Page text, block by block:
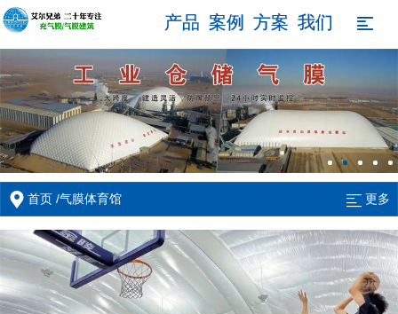
产品 案例 方案 我们 
首页 /气膜体育馆 更多